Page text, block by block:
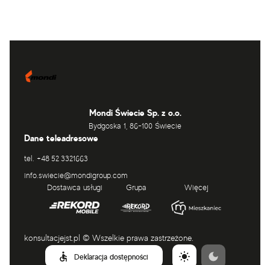
Mondi Świecie Sp. z o.o.
Bydgoska 1, 86-100 Świecie
Dane teleadresowe
tel. +48 52 3321663
info.swiecie@mondigroup.com
Dostawca usługi
Grupa Więcej
konsultacjejst.pl © Wszelkie prawa zastrzeżone.
Deklaracja dostępności